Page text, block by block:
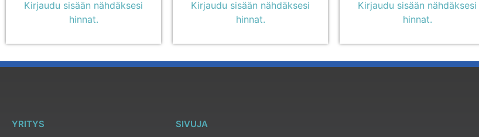
Kirjaudu sisään nähdäksesi
hinnat.
Kirjaudu sisään nähdäksesi
hinnat.
Kirjaudu sisään nähdäksesi
hinnat.
YRITYS SIVUJA